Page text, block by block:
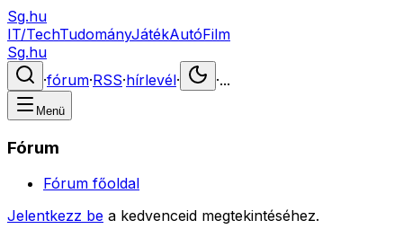
Sg.hu
IT/TechTudományJátékAutóFilm
Sg.hu
·fórum·RSS·hírlevél· ·...
Menü
Fórum
Fórum főoldal
Jelentkezz be a kedvenceid megtekintéséhez.